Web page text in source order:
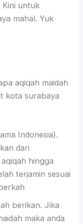
Kini untuk
mahal. Yuk
aqiqah maidah
kota surabaya
Indonesia).
dari
hingga
terjamin sesuai
berikan. Jika
maka anda